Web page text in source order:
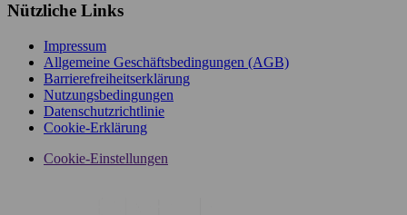
Nützliche Links
Impressum
Allgemeine Geschäftsbedingungen (AGB)
Barrierefreiheitserklärung
Nutzungsbedingungen
Datenschutzrichtlinie
Cookie-Erklärung
Cookie-Einstellungen